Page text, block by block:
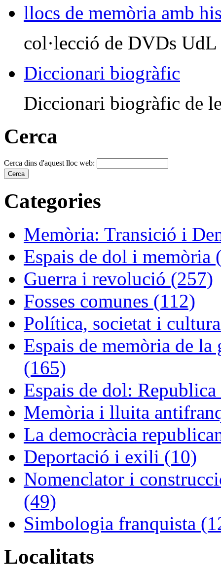
llocs de memòria amb
col·lecció de DVDs UdL
Diccionari biogràfic
Diccionari biogràfic de
Cerca
Cerca dins d'aquest lloc web:
Categories
Memòria: Transició i
Espais de dol i memòria
Guerra i revolució (257)
Fosses comunes (112)
Política, societat i
Espais de memòria de
(165)
Espais de dol:
Memòria i lluita
La democràcia
Deportació i exili (10)
Nomenclator i
(49)
Simbologia franquista
Localitats